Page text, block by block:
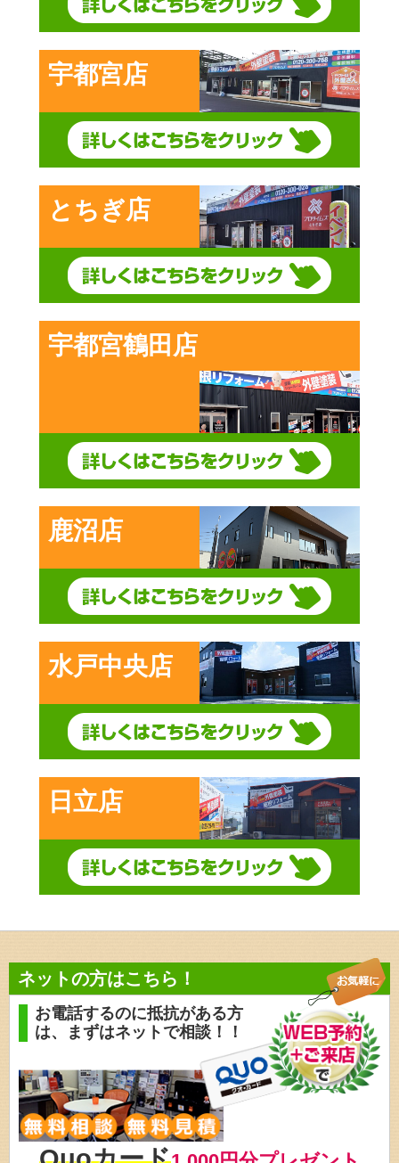
宇都宮店
とちぎ店
宇都宮鶴田店
鹿沼店
水戸中央店
日立店
ネットの方はこちら！
お電話するのに抵抗がある方
は、
まずはネットで相談！！